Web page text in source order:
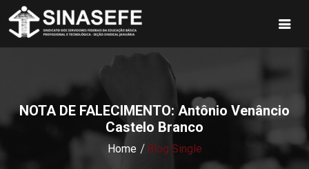
NOTA DE FALECIMENTO: Antônio Venâncio
Castelo Branco
Home Blog Single